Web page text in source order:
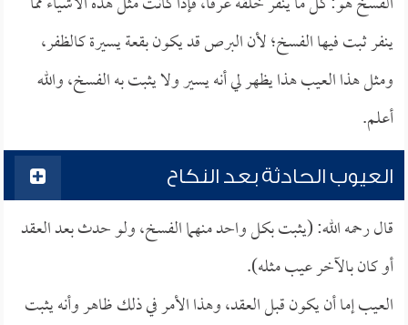
ينفر ثبت فيها الفسخ؛ لأن البرص قد يكون بقعة يسيرة كالظفر،
ومثل هذا العيب هذا يظهر لي أنه يسير ولا يثبت به الفسخ، والله
أعلم.
العيوب الحادثة بعد النكاح
قال رحمه الله: (يثبت بكل واحد منهما الفسخ، ولو حدث بعد العقد
أو كان بالآخر عيب مثله).
العيب إما أن يكون قبل العقد، وهذا الأمر في ذلك ظاهر وأنه يثبت